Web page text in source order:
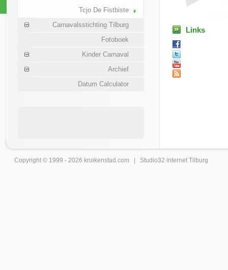
Tcjo De Fistbiste
Carnavalsstichting Tilburg
Fotoboek
Kinder Carnaval
Archief
Datum Calculator
Links
Copyright © 1999 - 2026 kruikenstad .com | Studio32 internet Tilburg